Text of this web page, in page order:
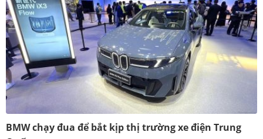
BMW chạy đua để bắt kịp thị trường xe điện Trung